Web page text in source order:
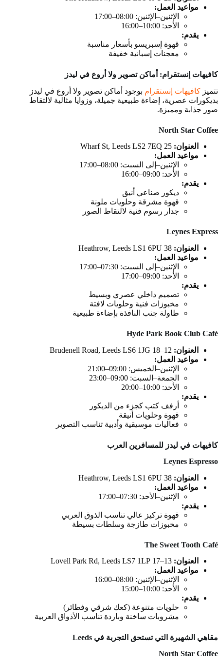
مواعيد العمل:
الإثنين–الإثنين: 08:00–17:00
الأحد: 10:00–16:00
يقدم:
قهوة إسبريسو بأسعار مناسبة
معجنات إسبانية خفيفة
كافيهات إنستقرام: أماكن تصوير ولا أروع في ليدز
تتميز كافيهات إنستقرام بوجود أماكن تصوير ولا أروع في ليدز
بديكورات عصرية، إضاءة طبيعية جميلة، وزوايا مثالية لالتقاط
صور جذابة ومميزة.
North Star Coffee
العنوان:
مواعيد العمل:
الإثنين–إلى السبت: 08:00–17:00
الأحد: 09:00–16:00
يقدم:
ديكور صناعي أنيق
قهوة مشرقة وحلويات ملونة
جدار رسوم فنية لالتقاط الصور
Leynes Express
العنوان:
مواعيد العمل:
الإثنين–إلى السبت: 07:30–17:00
الأحد: 09:00–17:00
يقدم:
تصميم داخلي عصري وبسيط
مخبوزات فنية وحلويات لافتة
طاولة جنب النافذة بإضاءة طبيعية
Hyde Park Book Club Café
العنوان:
مواعيد العمل:
الإثنين–الخميس: 09:00–21:00
الجمعة–السبت: 09:00–23:00
الأحد: 10:00–20:00
يقدم:
أرفف كتب كجزء من الديكور
قهوة وحلويات أنيقة
فعاليات موسيقية وأدبية تناسب التصوير
كافيهات في ليدز للمسافرين العرب
Leynes Espresso
العنوان:
مواعيد العمل:
الإثنين–الأحد: 07:30–17:00
يقدم:
قهوة تركيز عالي تناسب الذوق العربي
مخبوزات طازجة وسلطات بسيطة
The Sweet Tooth Café
العنوان:
مواعيد العمل:
الإثنين–الإثنين: 08:00–16:00
الأحد: 10:00–15:00
يقدم:
حلويات متنوعة (كعك شرقي وفطائر)
مشروبات ساخنة وباردة تناسب الأذواق العربية
مقاهي الشهيرة التي تستحق التجربة في Leeds
North Star Coffee